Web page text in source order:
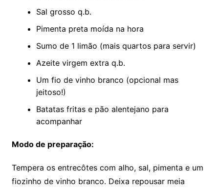
Sal grosso q.b.
Pimenta preta moída na hora
Sumo de 1 limão (mais quartos para servir)
Azeite virgem extra q.b.
Um fio de vinho branco (opcional mas
jeitoso!)
Batatas fritas e pão alentejano para
acompanhar
Modo de preparação:
Tempera os entrecôtes com alho, sal, pimenta e um
fiozinho de vinho branco. Deixa repousar meia